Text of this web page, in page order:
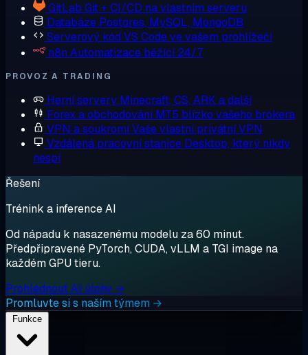
GitLab Git + CI/CD na vlastním serveru
Databáze Postgres, MySQL, MongoDB
Serverový kód VS Code ve vašem prohlížeči
n8n Automatizace běžící 24/7
PROVOZ A TRADING
Herní servery Minecraft, CS, ARK a další
Forex a obchodování MT5 blízko vašeho brokera
VPN a soukromíVaše vlastní privátní VPN
Vzdálená pracovní stanice Desktop, který nikdy
nespí
Řešení
Trénink a inference AI
Od nápadu k nasazenému modelu za 60 minut.
Předpřipravené PyTorch, CUDA, vLLM a TGI image na
každém GPU tieru.
Prohlédnout AI úlohy →
Promluvte si s naším týmem →